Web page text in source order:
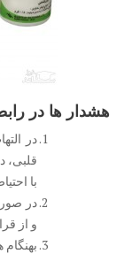
هشدار ها در
در
قلبی،
با
در
و از